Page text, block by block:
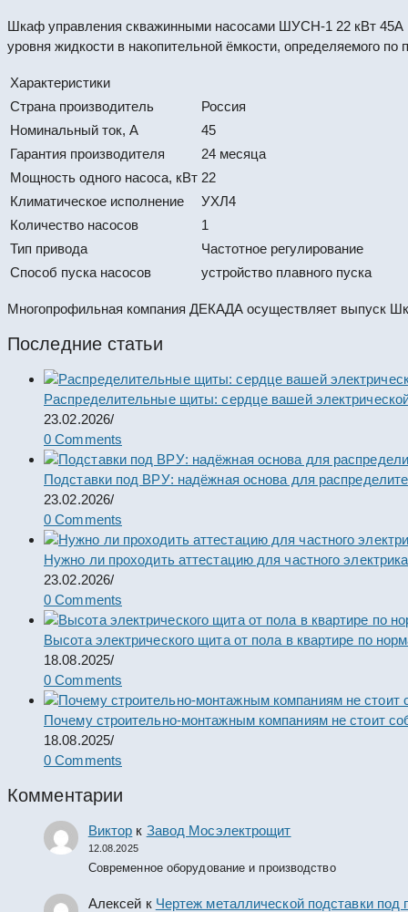
Шкаф управления скважинными насосами ШУСН-1 22 кВт 45А
уровня жидкости в накопительной ёмкости, определяемого
Характеристики
Страна производитель
Россия
Номинальный ток, А
45
Гарантия производителя
24 месяца
Мощность одного насоса, кВт 22
Климатическое исполнение
УХЛ4
Количество насосов
1
Тип привода
Частотное регулирование
Способ пуска насосов
устройство плавного пуска
Многопрофильная компания ДЕКАДА осуществляет выпуск
Последние статьи
Распределительные щиты: сердце вашей
23.02.2026/
0 Comments
Подставки под ВРУ: надёжная основа для
23.02.2026/
0 Comments
Нужно ли проходить аттестацию для частного
23.02.2026/
0 Comments
Высота электрического щита от пола в квартире по
18.08.2025/
0 Comments
Почему строительно-монтажным компаниям не стоит
18.08.2025/
0 Comments
Комментарии
Виктор к Завод Мосэлектрощит
12.08.2025
Современное оборудование и производство
Алексей к Чертеж металлической подставки